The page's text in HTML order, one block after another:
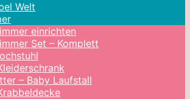
Welt
einrichten
Set – Komplett
– Baby Laufstall